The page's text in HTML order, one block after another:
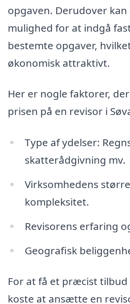
opgaven. Derudover
mulighed for at indgå
bestemte opgaver,
økonomisk attraktivt.
Her er nogle faktorer,
prisen på en revisor i
Type af ydelser:
skatterådgivning mv.
Virksomhedens
kompleksitet.
Revisorens erfaring
Geografisk
For at få et præcist tilbud
koste at ansætte en